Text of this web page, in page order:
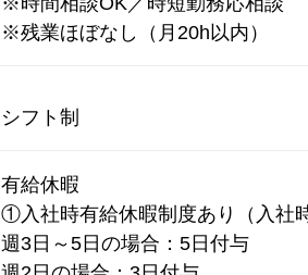
※残業ほぼなし（月20h以内）
シフト制
有給休暇
①入社時有給休暇制度あり（入社
週3日～5日の場合：5日付与